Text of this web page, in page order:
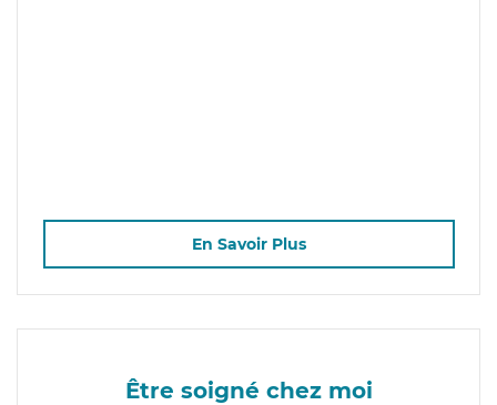
En Savoir Plus
Être soigné chez moi